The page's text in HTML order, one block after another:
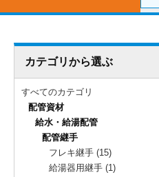
カテゴリから選ぶ
すべてのカテゴリ
配管資材
給水・給湯配管
配管継手
フレキ継手 (15)
給湯器用継手 (1)